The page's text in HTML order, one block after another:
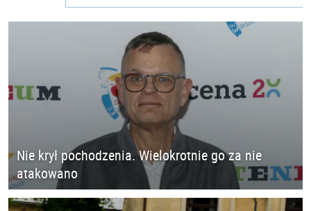
Nie krył pochodzenia. Wielokrotnie go za nie
atakowano